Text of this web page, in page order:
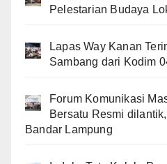
Pelestarian Budaya
Lapas Way Kanan
Sambang dari Kodim
Forum Komunikasi
Bersatu Resmi
Bandar Lampung